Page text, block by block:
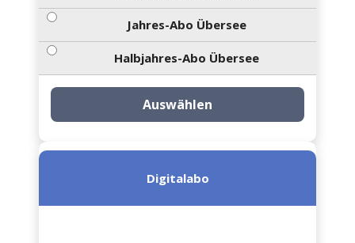
Jahres-Abo Übersee
Halbjahres-Abo Übersee
Auswählen
Digitalabo